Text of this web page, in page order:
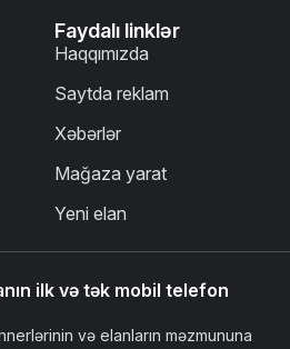
Faydalı linklər
Haqqımızda
Saytda reklam
Xəbərlər
Mağaza yarat
Yeni elan
ilk və tək mobil telefon
və elanların məzmununa